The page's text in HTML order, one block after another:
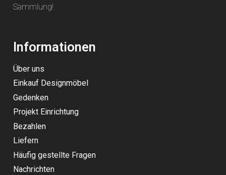
Sammlung!
Informationen
Über uns
Einkauf Designmöbel
Gedenken
Projekt Einrichtung
Bezahlen
Liefern
Häufig gestellte Fragen
Nachrichten